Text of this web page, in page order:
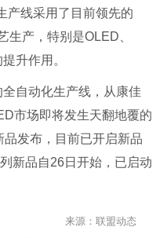
产线采用了目前领先的
生产，特别是OLED、
升作用。
自动化生产线，从康佳
市场即将发生天翻地覆的
发布，目前已开启新品
新品自26日开始，已启动
来源：联盟动态